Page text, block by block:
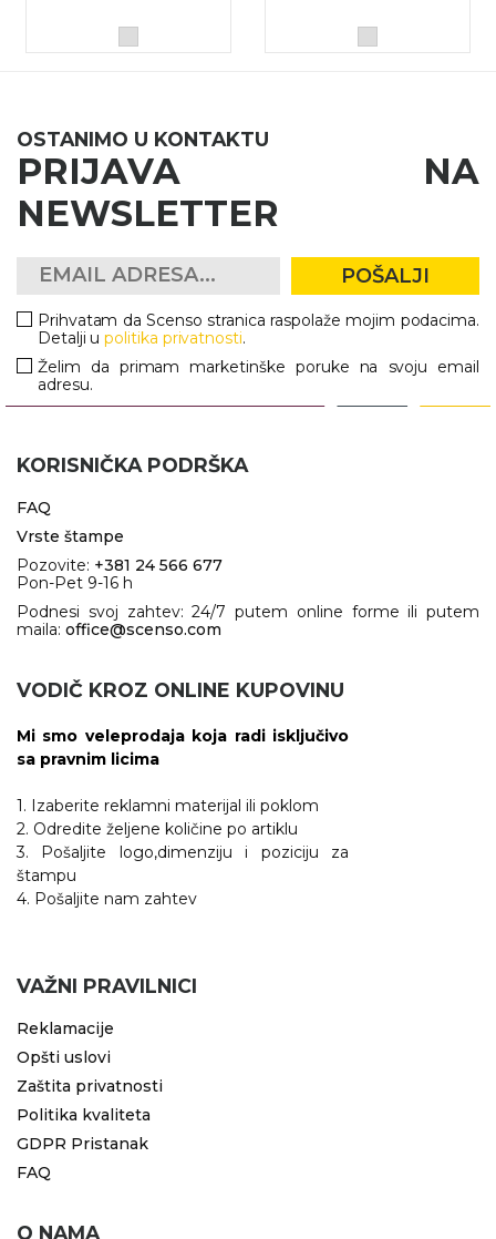
OSTANIMO U KONTAKTU
PRIJAVA NA
NEWSLETTER
POŠALJI
Prihvatam da Scenso stranica raspolaže mojim podacima.
Detalji upolitika privatnosti.
Želim da primam marketinške poruke na svoju email
adresu.
KORISNIČKA PODRŠKA
FAQ
Vrste štampe
Pozovite: +381 24 566 677
Pon-Pet 9-16 h
Podnesi svoj zahtev: 24/7 putem online forme ili putem
maila: office@scenso.com
VODIČ KROZ ONLINE KUPOVINU
Mi smo veleprodaja koja radi isključivo
sa pravnim licima
1. Izaberite reklamni materijal ili poklom
2. Odredite željene količine po artiklu
3. Pošaljite logo,dimenziju i poziciju za
štampu
4. Pošaljite nam zahtev
VAŽNI PRAVILNICI
Reklamacije
Opšti uslovi
Zaštita privatnosti
Politika kvaliteta
GDPR Pristanak
FAQ
O NAMA